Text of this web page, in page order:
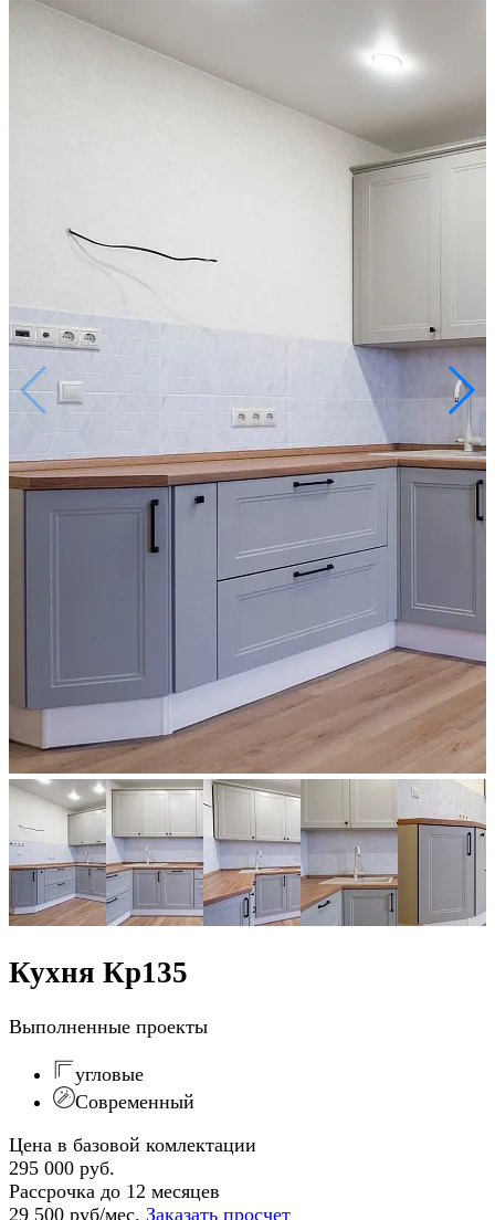
Кухня Кр135
Выполненные проекты
угловые
Современный
Цена в базовой комлектации
295 000 руб.
Рассрочка до 12 месяцев
29 500 руб/мес. Заказать просчет